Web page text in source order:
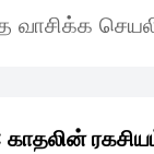
வாசிக்க
காதலின்